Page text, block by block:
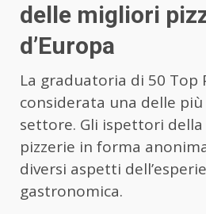
delle migliori
d’Europa
La graduatoria di 50 Top
considerata una delle
settore. Gli ispettori
pizzerie in forma
diversi aspetti
gastronomica.